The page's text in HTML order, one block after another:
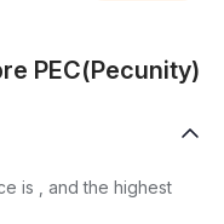
PEC(Pecunity)
is , and the highest